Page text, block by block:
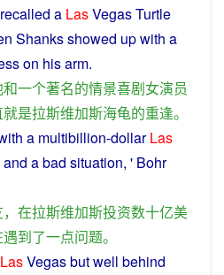
recalled a LasVegasTurtle
Shanksshowed upwith a
on hisarm.
和一个著名的情景喜剧女演员
就是拉斯维加斯海龟的重逢。
a multibillion-dollar Las
abad situation, ' Bohr
， 在拉斯维加斯投资数十亿美
遇到了一点问题。
LasVegasbutwell behind